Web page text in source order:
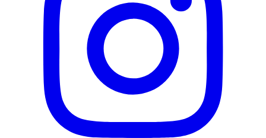
Adresse e-mail (facultatif)
Fermer le formulaire
Envoyer
Signaler des données erronées